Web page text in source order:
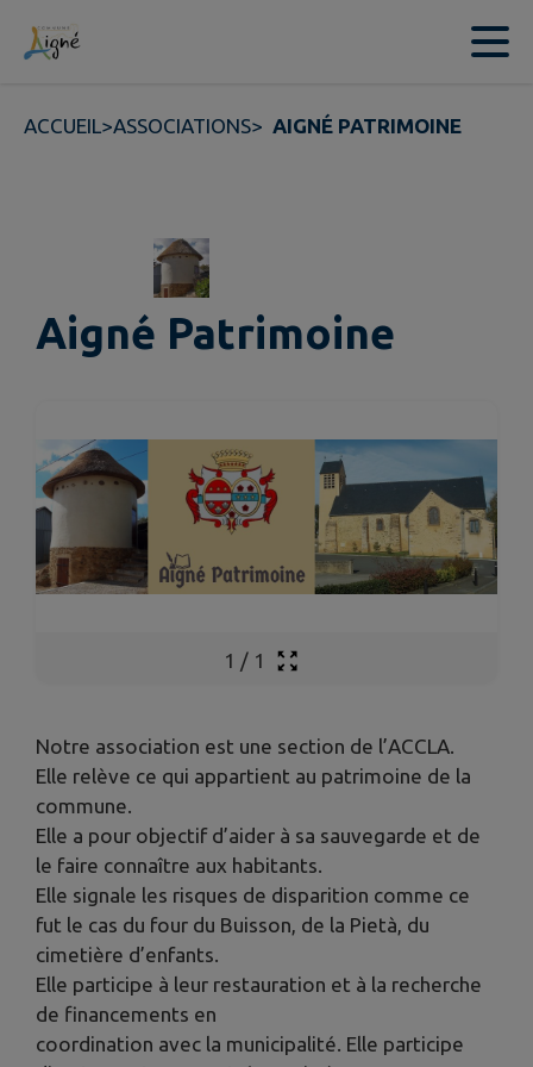
Contenu
ACCUEIL>ASSOCIATIONS> AIGNÉ PATRIMOINE
Aigné Patrimoine
1 / 1
Notre association est une section de l’ACCLA.
Elle relève ce qui appartient au patrimoine de la
commune.
Elle a pour objectif d’aider à sa sauvegarde et de
le faire connaître aux habitants.
Elle signale les risques de disparition comme ce
fut le cas du four du Buisson, de la Pietà, du
cimetière d’enfants.
Elle participe à leur restauration et à la recherche
de financements en
coordination avec la municipalité. Elle participe